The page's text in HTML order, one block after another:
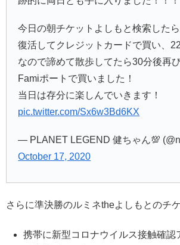
今日の朝チケットよしもと検索した
復活してクレジットカードで買い、
なので諦めて散歩してたら30分後再
Famiポートで買いました！
当日は存分に楽しんでいきます！
pic.twitter.com/Sx6w3Bd6KX
— PLANET LEGEND 健ちゃん💯
October 17, 2020
さらに準決勝のルミネtheよしもとのチ
携帯に新型コロナウイルス接触確認